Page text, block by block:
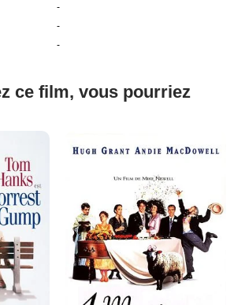
-
-
-
ce film, vous pourriez